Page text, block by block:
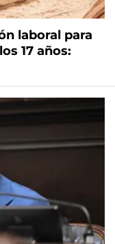
laboral para
17 años: